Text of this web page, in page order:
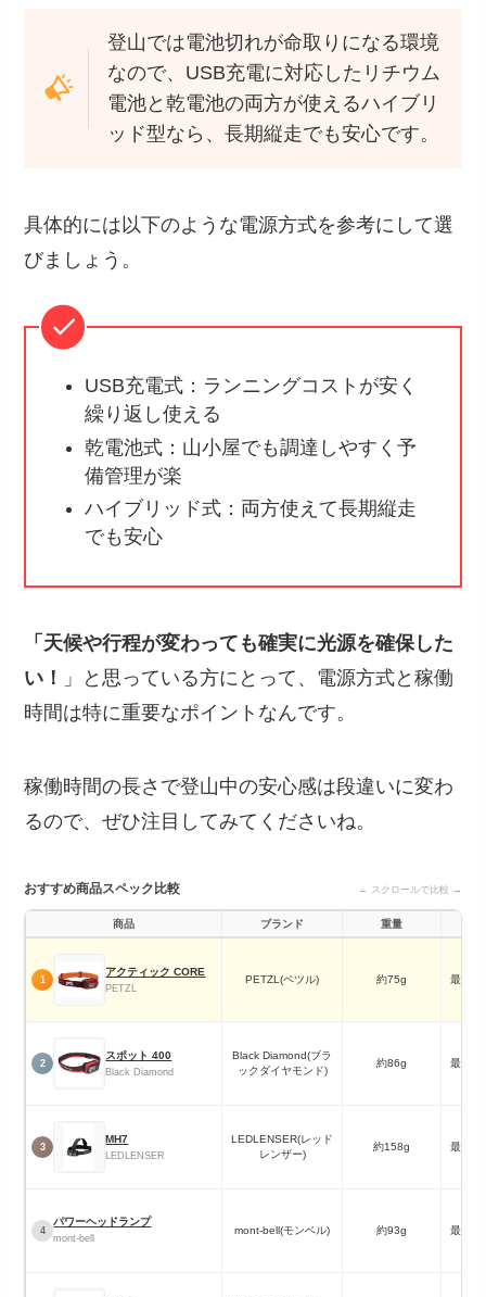
登山では電池切れが命取りになる環境
なので、USB充電に対応したリチウム
電池と乾電池の両方が使えるハイブリ
ッド型なら、長期縦走でも安心です。
具体的には以下のような電源方式を参考にして選
びましょう。
USB充電式：ランニングコストが安く
繰り返し使える
乾電池式：山小屋でも調達しやすく予
備管理が楽
ハイブリッド式：両方使えて長期縦走
でも安心
「天候や行程が変わっても確実に光源を確保した
い！
」と思っている方にとって、電源方式と稼働
時間は特に重要なポイントなんです。
稼働時間の長さで登山中の安心感は段違いに変わ
るので、ぜひ注目してみてくださいね。
おすすめ商品スペック比較 ← スクロールで比較 →
商品 ブランド 重量
1
アクティック CORE
PETZL
PETZL(ペツル) 約75g 最大
2
スポット 400
Black Diamond
Black Diamond(ブラ
ックダイヤモンド)
約86g 最大
3
MH7
LEDLENSER
LEDLENSER(レッド
レンザー)
約158g 最大
4
パワーヘッドランプ
mont-bell
mont-bell(モンベル) 約93g 最大